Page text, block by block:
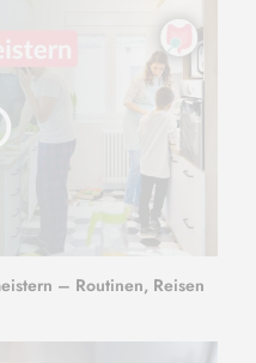
– Routinen, Reisen